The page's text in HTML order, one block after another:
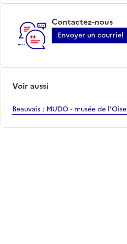
Contactez-nous
Envoyer un courriel
Voir aussi
Beauvais ; MUDO - musée de l'Oise